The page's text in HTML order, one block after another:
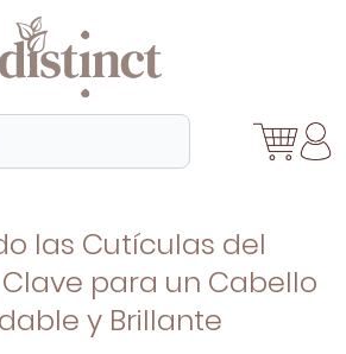
las Cutículas del
para un Cabello
y Brillante